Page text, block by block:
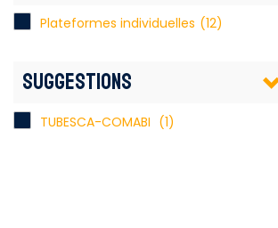
Plateformes individuelles (12)
SUGGESTIONS
TUBESCA-COMABI (1)